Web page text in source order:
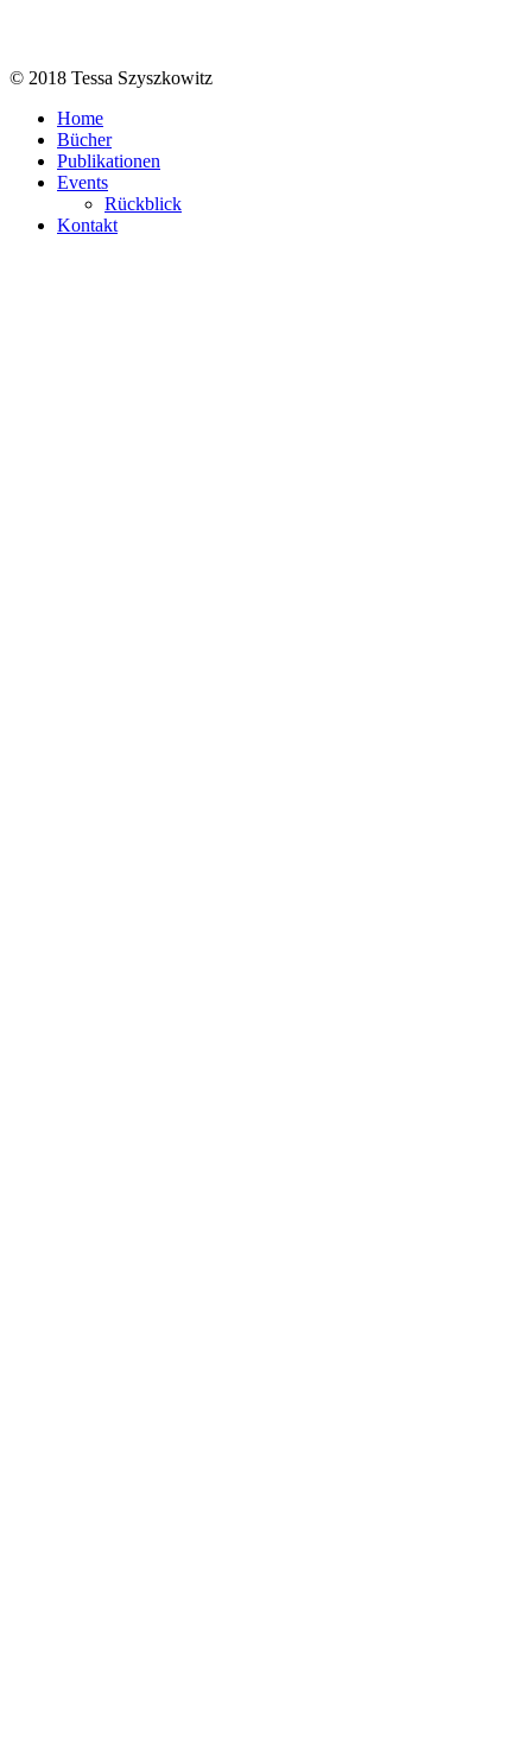
© 2018 Tessa Szyszkowitz
Home
Bücher
Publikationen
Events
Rückblick
Kontakt